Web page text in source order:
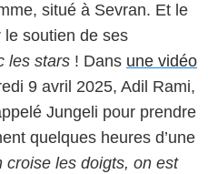
situé à Sevran. Et le
soutien de ses
les stars ! Dans une vidéo
9 avril 2025, Adil Rami,
Jungeli pour prendre
quelques heures d’une
croise les doigts, on est